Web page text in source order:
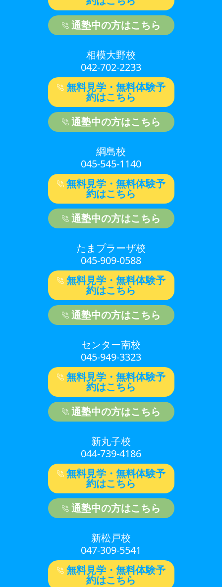
通塾中の方はこちら
相模大野校
042-702-2233
無料見学・無料体験予
約はこちら
通塾中の方はこちら
綱島校
045-545-1140
無料見学・無料体験予
約はこちら
通塾中の方はこちら
たまプラーザ校
045-909-0588
無料見学・無料体験予
約はこちら
通塾中の方はこちら
センター南校
045-949-3323
無料見学・無料体験予
約はこちら
通塾中の方はこちら
新丸子校
044-739-4186
無料見学・無料体験予
約はこちら
通塾中の方はこちら
新松戸校
047-309-5541
無料見学・無料体験予
約はこちら